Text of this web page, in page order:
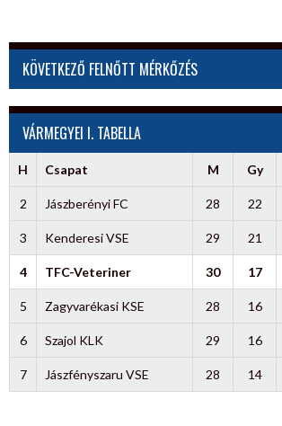
KÖVETKEZŐ FELNŐTT MÉRKŐZÉS
VÁRMEGYEI I. TABELLA
H Csapat M Gy
2 Jászberényi FC 28 22
3 Kenderesi VSE 29 21
4 TFC-Veteriner 30 17
5 Zagyvarékasi KSE 28 16
6 Szajol KLK 29 16
7 Jászfényszaru VSE 28 14